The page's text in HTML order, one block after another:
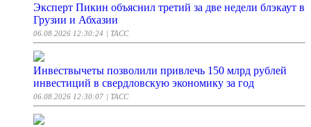
Эксперт Пикин объяснил третий за две недели блэкаут в
Грузии и Абхазии
06.08.2026 12:30:24 | ТАСС
Инвествычеты позволили привлечь 150 млрд рублей
инвестиций в свердловскую экономику за год
06.08.2026 12:30:07 | ТАСС